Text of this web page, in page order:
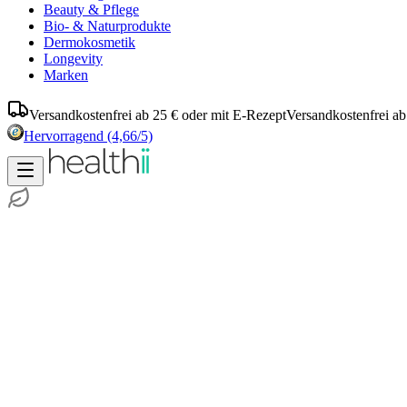
Beauty & Pflege
Bio- & Naturprodukte
Dermokosmetik
Longevity
Marken
Versandkostenfrei ab 25 € oder mit E-RezeptVersandkostenfrei
Hervorragend (4,66/5)